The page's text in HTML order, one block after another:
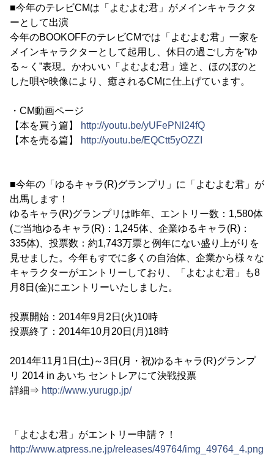
■今年のテレビCMは「よむよむ君」がメインキャラクタ
ーとして出演
今年のBOOKOFFのテレビCMでは「よむよむ君」一家を
メインキャラクターとして起用し、休日の過ごし方を“ゆ
る～く”表現。かわいい「よむよむ君」達と、ほのぼのと
した唄や映像により、癒されるCMに仕上げています。
・CM動画ページ
【本を買う篇】
http://youtu.be/yUFePNl24fQ
【本を売る篇】
http://youtu.be/EQCtt5yOZZI
■今年の「ゆるキャラ(R)グランプリ」に「よむよむ君」が
出馬します！
ゆるキャラ(R)グランプリは昨年、エントリー数：1,580体
(ご当地ゆるキャラ(R)：1,245体、企業ゆるキャラ(R)：
335体)、投票数：約1,743万票と例年にない盛り上がりを
見せました。今年もすでに多くの自治体、企業から様々な
キャラクターがエントリーしており、「よむよむ君」も8
月8日(金)にエントリーいたしました。
投票開始：2014年9月2日(火)10時
投票終了：2014年10月20日(月)18時
2014年11月1日(土)～3日(月・祝)ゆるキャラ(R)グランプ
リ 2014 in あいち セントレアにて決戦投票
詳細⇒ http://www.yurugp.jp/
「よむよむ君」がエントリー申請？！
http://www.atpress.ne.jp/releases/49764/img_49764_4.png